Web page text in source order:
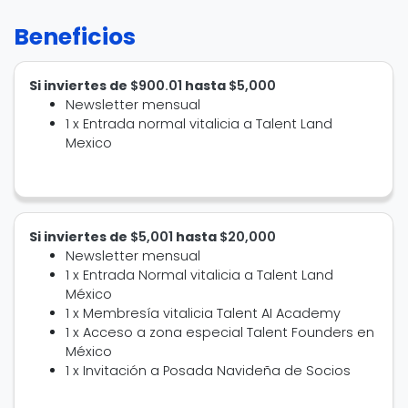
Beneficios
Si inviertes de $900.01 hasta $5,000
Newsletter mensual
1 x Entrada normal vitalicia a Talent Land
Mexico
Si inviertes de $5,001 hasta $20,000
Newsletter mensual
1 x Entrada Normal vitalicia a Talent Land
México
1 x Membresía vitalicia Talent AI Academy
1 x Acceso a zona especial Talent Founders en
México
1 x Invitación a Posada Navideña de Socios